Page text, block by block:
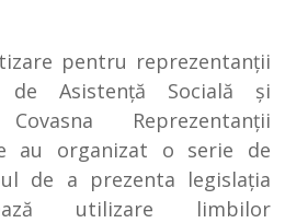
pentru reprezentanţii
de Asistenţă Socială şi
Reprezentanţii
au organizat o serie de
de a prezenta legislaţia
utilizare limbilor